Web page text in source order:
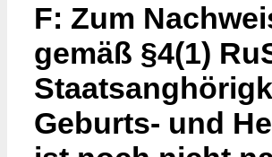
F: Zum
gemäß §4(1)
Geburts- und